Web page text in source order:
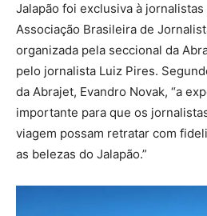
Jalapão foi exclusiva à jornalistas
Associação Brasileira de
organizada pela seccional da
pelo jornalista Luiz Pires.
da Abrajet, Evandro Novak, “a
importante para que os
viagem possam retratar com
as belezas do Jalapão.”